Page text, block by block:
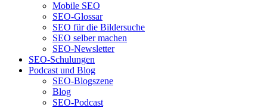
Mobile SEO
SEO-Glossar
SEO für die Bildersuche
SEO selber machen
SEO-Newsletter
SEO-Schulungen
Podcast und Blog
SEO-Blogszene
Blog
SEO-Podcast